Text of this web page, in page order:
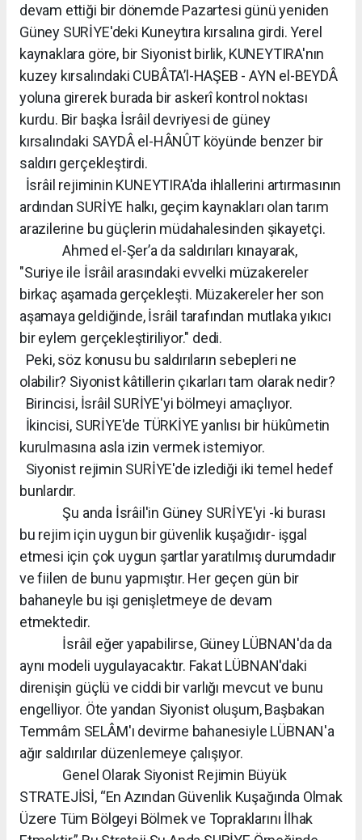
devam ettiği bir dönemde Pazartesi günü yeniden
Güney SURİYE'deki Kuneytıra kırsalına girdi. Yerel
kaynaklara göre, bir Siyonist birlik, KUNEYTIRA'nın
kuzey kırsalındaki CUBÂTA’l-HAŞEB - AYN el-BEYDÂ
yoluna girerek burada bir askerî kontrol noktası
kurdu. Bir başka İsrâil devriyesi de güney
kırsalındaki SAYDÂ el-HÂNÛT köyünde benzer bir
saldırı gerçekleştirdi.
İsrâil rejiminin KUNEYTIRA'da ihlallerini artırmasının
ardından SURİYE halkı, geçim kaynakları olan tarım
arazilerine bu güçlerin müdahalesinden şikayetçi.
Ahmed el-Şer’a da saldırıları kınayarak,
"Suriye ile İsrâil arasındaki evvelki müzakereler
birkaç aşamada gerçekleşti. Müzakereler her son
aşamaya geldiğinde, İsrâil tarafından mutlaka yıkıcı
bir eylem gerçekleştiriliyor." dedi.
Peki, söz konusu bu saldırıların sebepleri ne
olabilir? Siyonist kâtillerin çıkarları tam olarak nedir?
Birincisi, İsrâil SURİYE'yi bölmeyi amaçlıyor.
İkincisi, SURİYE'de TÜRKİYE yanlısı bir hükûmetin
kurulmasına asla izin vermek istemiyor.
Siyonist rejimin SURİYE'de izlediği iki temel hedef
bunlardır.
Şu anda İsrâil'in Güney SURİYE'yi -ki burası
bu rejim için uygun bir güvenlik kuşağıdır- işgal
etmesi için çok uygun şartlar yaratılmış durumdadır
ve fiilen de bunu yapmıştır. Her geçen gün bir
bahaneyle bu işi genişletmeye de devam
etmektedir.
İsrâil eğer yapabilirse, Güney LÜBNAN'da da
aynı modeli uygulayacaktır. Fakat LÜBNAN'daki
direnişin güçlü ve ciddi bir varlığı mevcut ve bunu
engelliyor. Öte yandan Siyonist oluşum, Başbakan
Temmâm SELÂM'ı devirme bahanesiyle LÜBNAN'a
ağır saldırılar düzenlemeye çalışıyor.
Genel Olarak Siyonist Rejimin Büyük
STRATEJİSİ, “En Azından Güvenlik Kuşağında Olmak
Üzere Tüm Bölgeyi Bölmek ve Topraklarını İlhak